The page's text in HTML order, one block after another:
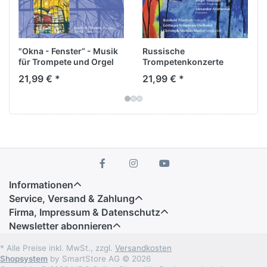
"Okna - Fenster“ - Musik
für Trompete und Orgel
21,99 € *
Russische
Trompetenkonzerte
21,99 € *
Informationen
Service, Versand & Zahlung
Firma, Impressum & Datenschutz
Newsletter abonnieren
* Alle Preise inkl. MwSt., zzgl. Versandkosten
Shopsystem by SmartStore AG © 2026